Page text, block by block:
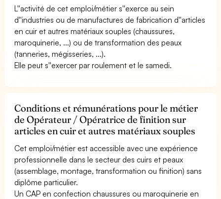
L''activité de cet emploi/métier s''exerce au sein
d''industries ou de manufactures de fabrication d''articles
en cuir et autres matériaux souples (chaussures,
maroquinerie, ...) ou de transformation des peaux
(tanneries, mégisseries, ...).
Elle peut s''exercer par roulement et le samedi.
Conditions et rémunérations pour le métier
de Opérateur / Opératrice de finition sur
articles en cuir et autres matériaux souples
Cet emploi/métier est accessible avec une expérience
professionnelle dans le secteur des cuirs et peaux
(assemblage, montage, transformation ou finition) sans
diplôme particulier.
Un CAP en confection chaussures ou maroquinerie en